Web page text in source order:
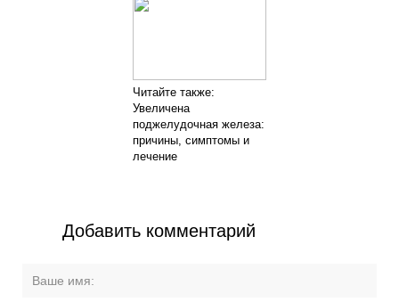
Читайте также:
Увеличена
поджелудочная железа:
причины, симптомы и
лечение
Добавить комментарий